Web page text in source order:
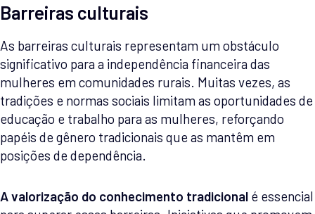
Barreiras culturais
As barreiras culturais representam um obstáculo
significativo para a independência financeira das
mulheres em comunidades rurais. Muitas vezes, as
tradições e normas sociais limitam as oportunidades de
educação e trabalho para as mulheres, reforçando
papéis de gênero tradicionais que as mantêm em
posições de dependência.
A valorização do conhecimento tradicional é essencial